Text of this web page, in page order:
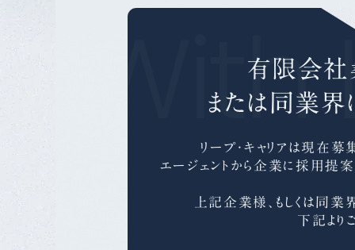
With有限会社
または同業界
リープ・キャリアは現在募集
エージェントから企業に採用提案
上記企業様、もしくは同業
下記より